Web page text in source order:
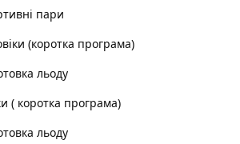
пари
(коротка програма)
льоду
( коротка програма)
льоду